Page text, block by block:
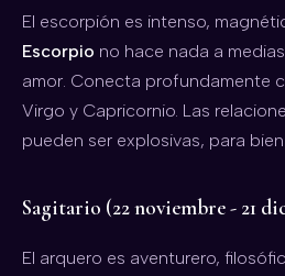
El escorpión es intenso,
Escorpio no hace nada a
amor. Conecta profundamente
Virgo y Capricornio. Las
pueden ser explosivas, para
Sagitario (22 noviembre - 21
El arquero es aventurero,